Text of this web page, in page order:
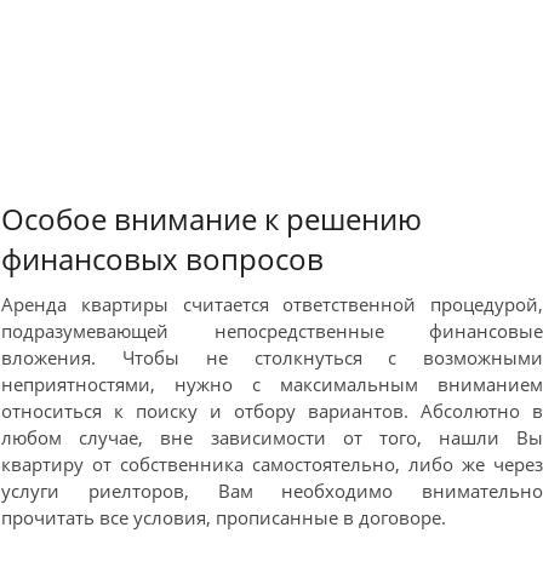
Особое внимание к решению
финансовых вопросов
Аренда квартиры считается ответственной процедурой,
подразумевающей непосредственные финансовые
вложения. Чтобы не столкнуться с возможными
неприятностями, нужно с максимальным вниманием
относиться к поиску и отбору вариантов. Абсолютно в
любом случае, вне зависимости от того, нашли Вы
квартиру от собственника самостоятельно, либо же через
услуги риелторов, Вам необходимо внимательно
прочитать все условия, прописанные в договоре.